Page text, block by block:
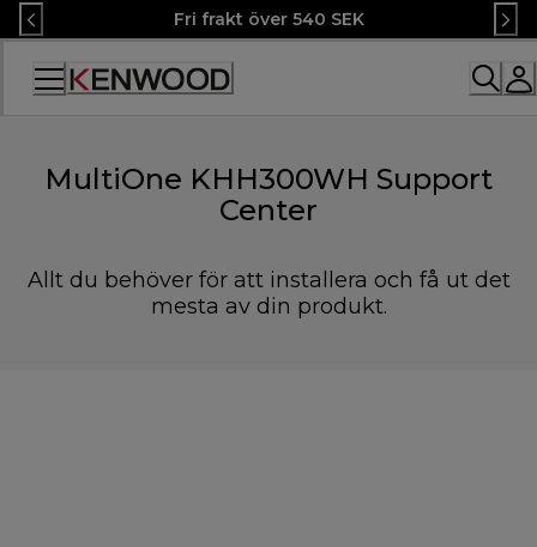
Skip
to
Content
Fri frakt över 540 SEK
Accessibility
MultiOne KHH300WH Support
Center
Allt du behöver för att installera och få ut det
mesta av din produkt.